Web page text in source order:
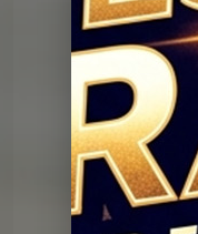
Question
Question